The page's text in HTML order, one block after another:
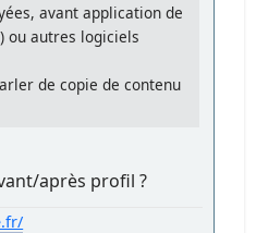
avant application de
ou autres logiciels
de copie de contenu
après profil ?